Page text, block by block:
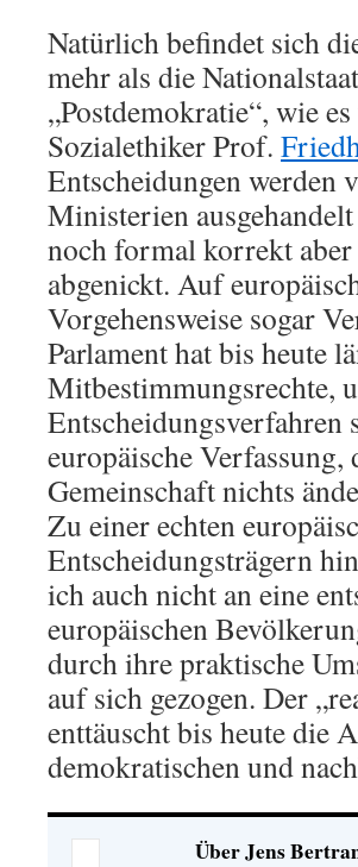
Natürlich befindet sich
mehr als die
„Postdemokratie“, wie
Sozialethiker Prof.
Entscheidungen werden
Ministerien
noch formal korrekt
abgenickt. Auf
Vorgehensweise sogar
Parlament hat bis heute
Mitbestimmungsrechte,
Entscheidungsverfahren
europäische
Gemeinschaft nichts
Zu einer echten
Entscheidungsträgern
ich auch nicht an eine
europäischen
durch ihre praktische
auf sich gezogen. Der
enttäuscht bis heute die
demokratischen und
Über Jens